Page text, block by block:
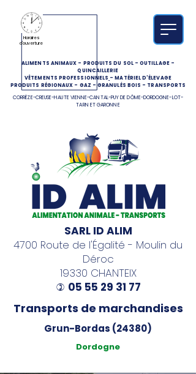
ALIMENTS ANIMAUX - PRODUITS DU SOL-OUTILLAGE-
QUINCAILLERIE
VÊTEMENTS PROFESSIONNELS -MATÉRIEL D'ÉLEVAGE
PRODUITS RÉGIONAUX - GAZ -GRANULÉS BOIS - TRANSPORTS
CORRÈZE-CREUSE-HAUTE VIENNE-CANTAL-PUY DE DÔME-DORDOGNE-LOT-
TARN ET GARONNE
Horaires
d'ouverture
SARL ID ALIM
4700 Route de l'Égalité - Moulin du
Déroc
19330 CHANTEIX
) 05 55 29 31 77
Transports de marchandises
Grun-Bordas (24380)
Dordogne